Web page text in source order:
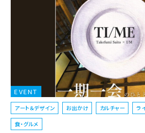
EVENT
アート＆デザイン お出かけ カルチャー ラ
食・グルメ